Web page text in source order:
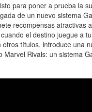
para poner a prueba la
de un nuevo sistema
recompensas atractivas
el destino juegue a
títulos, introduce una
Marvel Rivals: un sistema